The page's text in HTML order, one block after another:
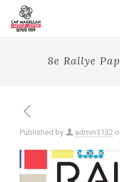
8e Rallye
Published by admin3132